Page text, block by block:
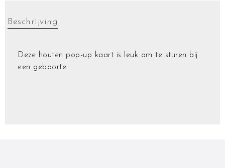
Beschrijving
Deze houten pop-up kaart is leuk om te sturen bij
een geboorte.